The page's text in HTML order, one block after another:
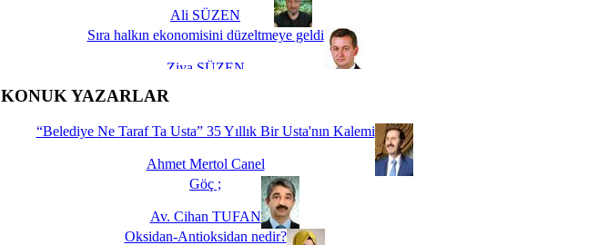
Ali SÜZEN
Sıra halkın ekonomisini düzeltmeye geldi
Ziya SÜZEN
İşte Biz buyuz...
KONUK YAZARLAR
“Belediye Ne Taraf Ta Usta” 35 Yıllık Bir Usta'nın Kalemi
Ahmet Mertol Canel
Göç ;
Av. Cihan TUFAN
Oksidan-Antioksidan nedir?